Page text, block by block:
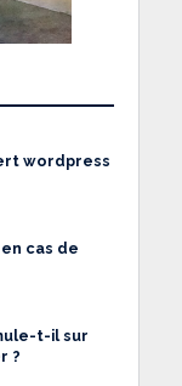
wordpress
cas de
t-il sur
?